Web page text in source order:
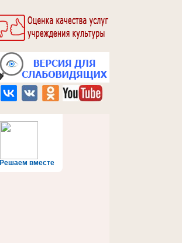
Решаем вместе